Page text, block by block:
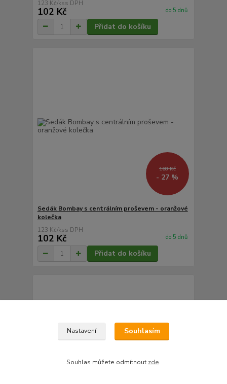
123 Kč/ks
102 Kč do 5 dnů
Přidat do košíku
168 Kč
- 27 %
Sedák Bombay s centrálním proševem - oranžové
kolečka
123 Kč/ks
102 Kč do 5 dnů
Přidat do košíku
Nastavení Souhlasím
Souhlas můžete odmítnout zde.